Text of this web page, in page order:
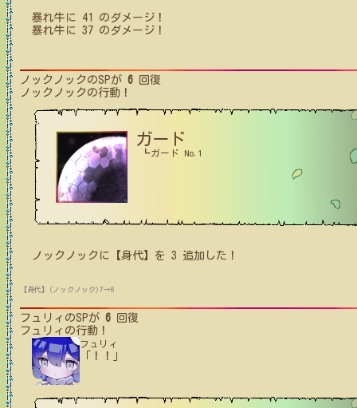
暴れ牛 に 41
のダメージ！
暴れ牛 に 37 のダメージ！
ノックノック のSPが 6 回復
ノックノック の行動！
ガード
┗ガード No.1
ノックノック に【身代】を 3 追加した！
【身代】(ノックノック)7→6
フュリィ のSPが 6 回復
フュリィ の行動！
フュリィ
「！！」